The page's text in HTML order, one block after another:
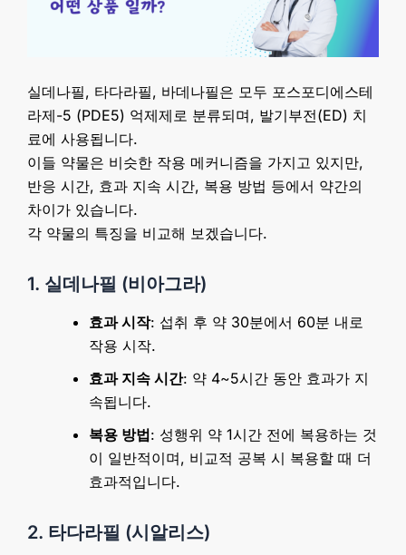
실데나필, 타다라필, 바데나필은 모두 포스포디에스테
라제-5 (PDE5) 억제제로 분류되며, 발기부전(ED) 치
료에 사용됩니다.
이들 약물은 비슷한 작용 메커니즘을 가지고 있지만,
반응 시간, 효과 지속 시간, 복용 방법 등에서 약간의
차이가 있습니다.
각 약물의 특징을 비교해 보겠습니다.
1. 실데나필 (비아그라)
효과 시작: 섭취 후 약 30분에서 60분 내로
작용 시작.
효과 지속 시간: 약 4~5시간 동안 효과가 지
속됩니다.
복용 방법: 성행위 약 1시간 전에 복용하는 것
이 일반적이며, 비교적 공복 시 복용할 때 더
효과적입니다.
2. 타다라필 (시알리스)